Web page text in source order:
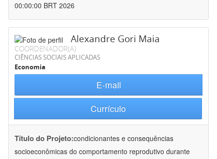
00:00:00 BRT 2026
Alexandre Gori Maia
COORDENADOR(A)
CIÊNCIAS SOCIAIS APLICADAS
Economia
E-mail
Currículo
Título do Projeto:condicionantes e consequências
socioeconômicas do comportamento reprodutivo durante